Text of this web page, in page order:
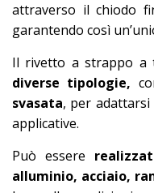
attraverso il chiodo
garantendo così
Il rivetto a strappo a
diverse tipologie,
svasata, per adattarsi
applicative.
Può essere
alluminio, acciaio,